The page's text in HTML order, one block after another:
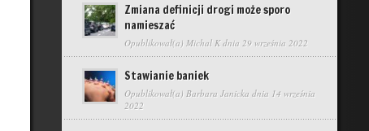
Zmiana definicji drogi może sporo
namieszać
Opublikował(a) Michal Kdnia 29 września 2022
Stawianie baniek
Opublikował(a) Barbara Janicka dnia 14 września
2022